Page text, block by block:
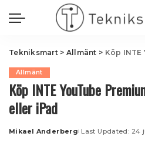
Tekniksmart> Allmänt > Köp INTE
Allmänt
Köp INTE YouTube
eller iPad
Posted
Mikael Anderberg Last Updated: 24